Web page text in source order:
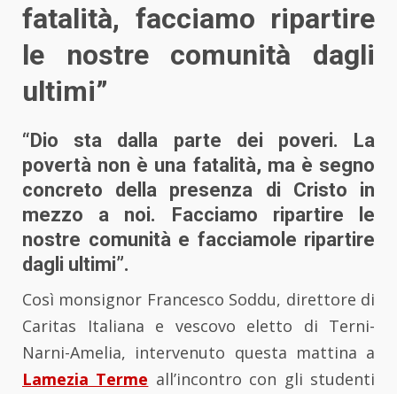
fatalità, facciamo ripartire
le nostre comunità dagli
ultimi”
“Dio sta dalla parte dei poveri. La
povertà non è una fatalità, ma è segno
concreto della presenza di Cristo in
mezzo a noi. Facciamo ripartire le
nostre comunità e facciamole ripartire
dagli ultimi”.
Così monsignor Francesco Soddu, direttore di
Caritas Italiana e vescovo eletto di Terni-
Narni-Amelia, intervenuto questa mattina a
Lamezia Terme all’incontro con gli studenti